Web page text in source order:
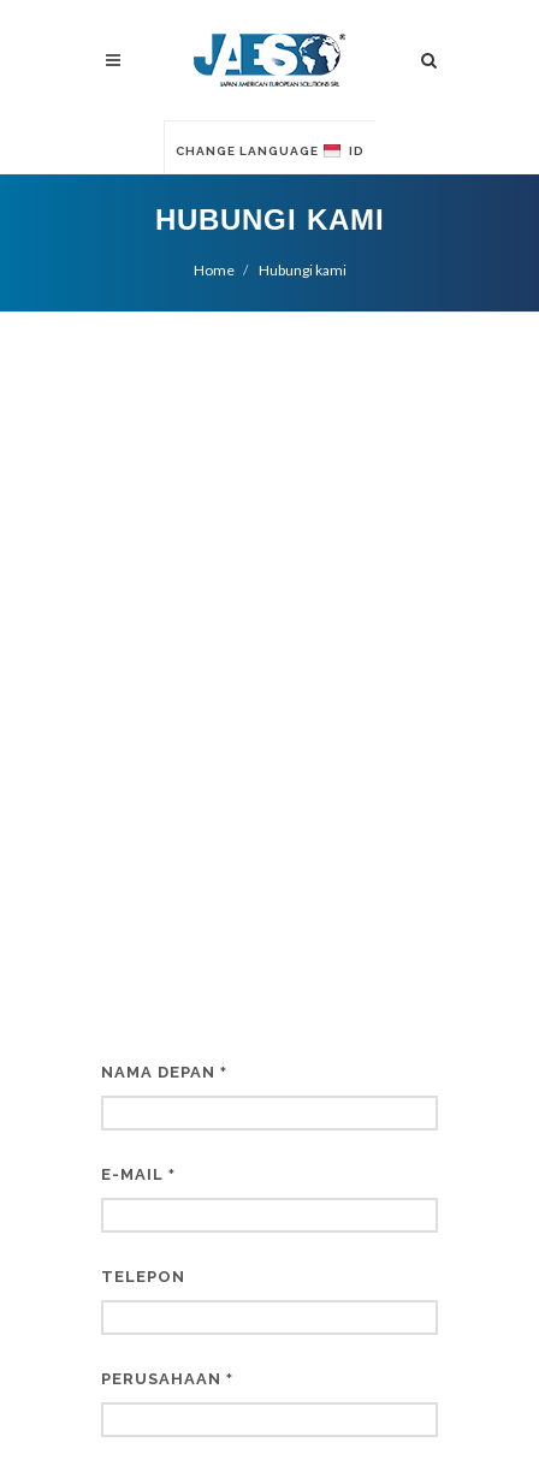
CHANGE LANGUAGE ID
HUBUNGI KAMI
Home Hubungi kami
NAMA DEPAN *
E-MAIL *
TELEPON
PERUSAHAAN *